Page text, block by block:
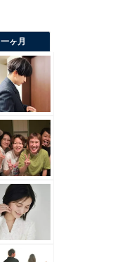
一ヶ月